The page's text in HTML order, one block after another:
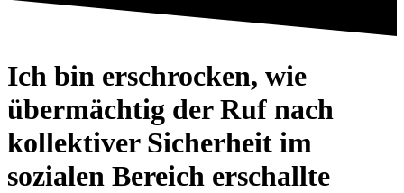
Ich bin erschrocken, wie
übermächtig der Ruf nach
kollektiver Sicherheit im
sozialen Bereich erschallte